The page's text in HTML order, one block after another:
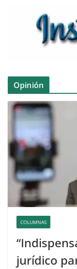
Opinión
COLUMNAS
jurídico